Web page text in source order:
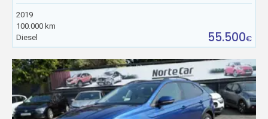
2019
100.000 km
Diesel
55.500€